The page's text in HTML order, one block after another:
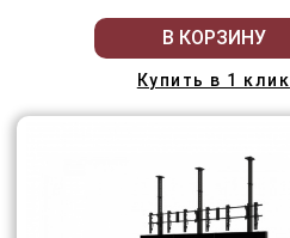
В КОРЗИНУ
Купить в 1 клик